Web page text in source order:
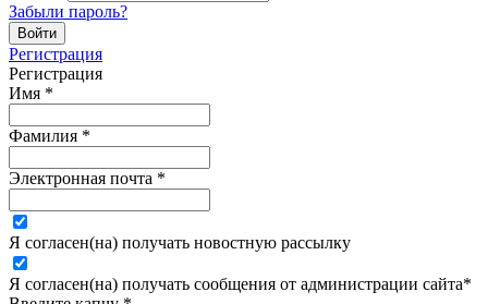
Забыли пароль?
Регистрация
Регистрация
Имя *
Фамилия *
Электронная почта *
Я согласен(на) получать новостную рассылку
Я согласен(на) получать сообщения от администрации сайта*